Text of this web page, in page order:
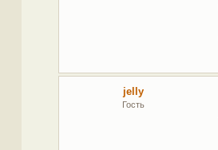
jelly
Гость